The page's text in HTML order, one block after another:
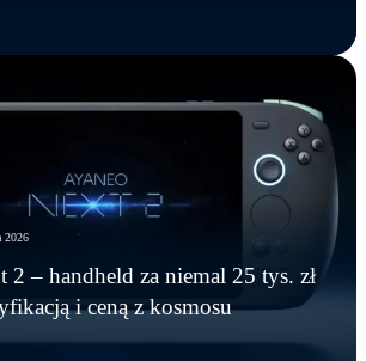
2026
– handheld za niemal 25 tys. zł
i ceną z kosmosu
z mikrotransakcjami? Tak
ESRB
zmiany w kontrolerze i
– handheld za niemal 25 tys. zł
i ceną z kosmosu